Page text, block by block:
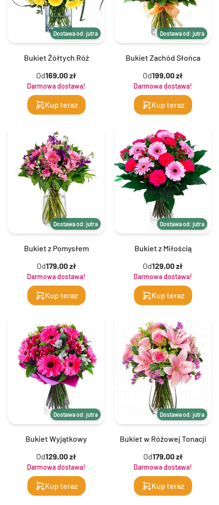
Dostawa od: jutra
Bukiet Żółtych Róż
Od169,00 zł
Darmowa dostawa!
Kup teraz
Dostawa od: jutra
Bukiet Zachód Słońca
Od199,00 zł
Darmowa dostawa!
Kup teraz
Dostawa od: jutra
Bukiet z Pomysłem
Od179,00 zł
Darmowa dostawa!
Kup teraz
Dostawa od: jutra
Bukiet z Miłością
Od129,00 zł
Darmowa dostawa!
Kup teraz
Dostawa od: jutra
Bukiet Wyjątkowy
Od129,00 zł
Darmowa dostawa!
Kup teraz
Dostawa od: jutra
Bukiet w Różowej Tonacji
Od179,00 zł
Darmowa dostawa!
Kup teraz